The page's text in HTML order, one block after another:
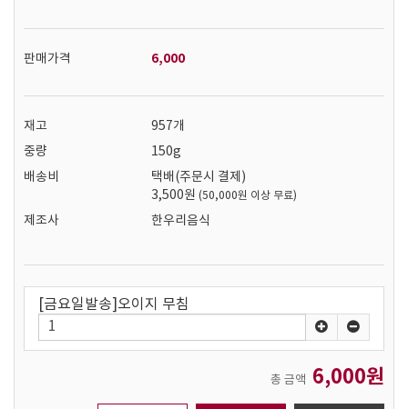
판매가격 6,000
재고
957개
중량
150g
배송비
택배(주문시 결제)
3,500원 (50,000원 이상 무료)
제조사 한우리음식
[금요일발송]오이지 무침
총 금액 6,000원